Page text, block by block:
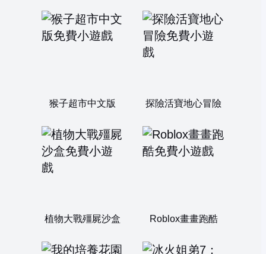
猴子超市中文版 探險活寶地心冒險
植物大戰殭屍沙盒 Roblox畫畫跑酷